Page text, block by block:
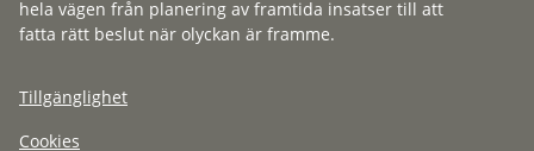
hela vägen från planering av framtida insatser till att
fatta rätt beslut när olyckan är framme.
Tillgänglighet
Cookies